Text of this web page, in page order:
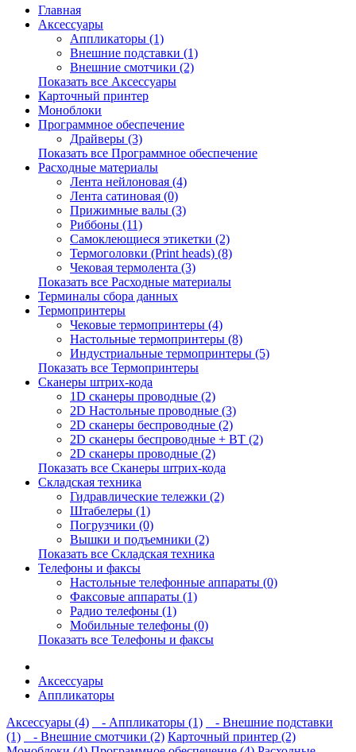
Главная
Аксессуары
Аппликаторы (1)
Внешние подставки (1)
Внешние смотчики (2)
Показать все Аксессуары
Карточный принтер
Моноблоки
Программное обеспечение
Драйверы (3)
Показать все Программное обеспечение
Расходные материалы
Лента нейлоновая (4)
Лента сатиновая (0)
Прижимные валы (3)
Риббоны (11)
Самоклеющиеся этикетки (2)
Термоголовки (Print heads) (8)
Чековая термолента (3)
Показать все Расходные материалы
Терминалы сбора данных
Термопринтеры
Чековые термопринтеры (4)
Настольные термопринтеры (8)
Индустриальные термопринтеры (5)
Показать все Термопринтеры
Сканеры штрих-кода
1D сканеры проводные (2)
2D Настольные проводные (3)
2D сканеры беспроводные (2)
2D сканеры беспроводные + BT (2)
2D сканеры проводные (2)
Показать все Сканеры штрих-кода
Складская техника
Гидравлические тележки (2)
Штабелеры (1)
Погрузчики (0)
Вышки и подъемники (2)
Показать все Складская техника
Телефоны и факсы
Настольные телефонные аппараты (0)
Факсовые аппараты (1)
Радио телефоны (1)
Мобильные телефоны (0)
Показать все Телефоны и факсы
Аксессуары
Аппликаторы
Аксессуары (4)
- Аппликаторы (1)
- Внешние подставки
(1)
- Внешние смотчики (2) Карточный принтер (2)